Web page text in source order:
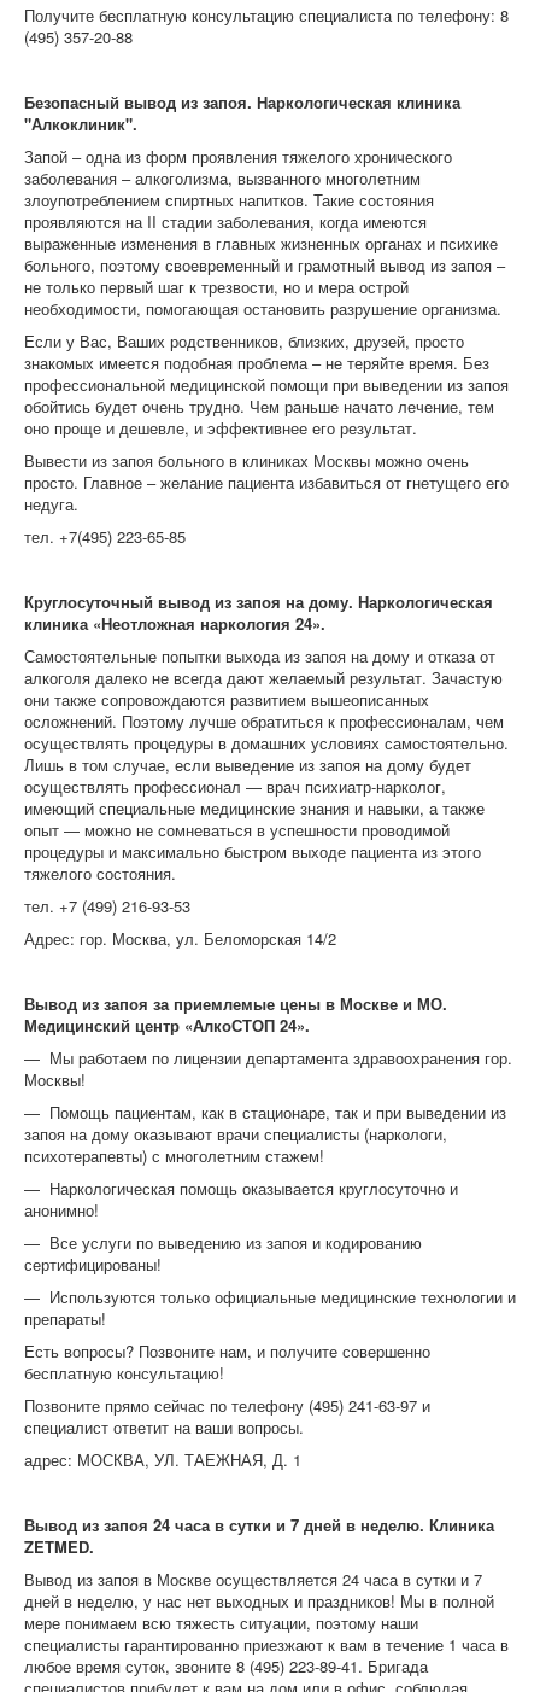
Получите бесплатную консультацию специалиста по телефону: 8
(495) 357-20-88
Безопасный вывод из запоя. Наркологическая клиника
"Алкоклиник".
Запой – одна из форм проявления тяжелого хронического
заболевания – алкоголизма, вызванного многолетним
злоупотреблением спиртных напитков. Такие состояния
проявляются на II стадии заболевания, когда имеются
выраженные изменения в главных жизненных органах и психике
больного, поэтому своевременный и грамотный вывод из запоя –
не только первый шаг к трезвости, но и мера острой
необходимости, помогающая остановить разрушение организма.
Если у Вас, Ваших родственников, близких, друзей, просто
знакомых имеется подобная проблема – не теряйте время. Без
профессиональной медицинской помощи при выведении из запоя
обойтись будет очень трудно. Чем раньше начато лечение, тем
оно проще и дешевле, и эффективнее его результат.
Вывести из запоя больного в клиниках Москвы можно очень
просто. Главное – желание пациента избавиться от гнетущего его
недуга.
тел. +7(495) 223-65-85
Круглосуточный вывод из запоя на дому. Наркологическая
клиника «Неотложная наркология 24».
Самостоятельные попытки выхода из запоя на дому и отказа от
алкоголя далеко не всегда дают желаемый результат. Зачастую
они также сопровождаются развитием вышеописанных
осложнений. Поэтому лучше обратиться к профессионалам, чем
осуществлять процедуры в домашних условиях самостоятельно.
Лишь в том случае, если выведение из запоя на дому будет
осуществлять профессионал — врач психиатр-нарколог,
имеющий специальные медицинские знания и навыки, а также
опыт — можно не сомневаться в успешности проводимой
процедуры и максимально быстром выходе пациента из этого
тяжелого состояния.
тел. +7 (499) 216-93-53
Адрес: гор. Москва, ул. Беломорская 14/2
Вывод из запоя за приемлемые цены в Москве и МО.
Медицинский центр «АлкоСТОП 24».
— Мы работаем по лицензии департамента здравоохранения гор.
Москвы!
— Помощь пациентам, как в стационаре, так и при выведении из
запоя на дому оказывают врачи специалисты (наркологи,
психотерапевты) с многолетним стажем!
— Наркологическая помощь оказывается круглосуточно и
анонимно!
— Все услуги по выведению из запоя и кодированию
сертифицированы!
— Используются только официальные медицинские технологии и
препараты!
Есть вопросы? Позвоните нам, и получите совершенно
бесплатную консультацию!
Позвоните прямо сейчас по телефону (495) 241-63-97 и
специалист ответит на ваши вопросы.
адрес: МОСКВА, УЛ. ТАЕЖНАЯ, Д. 1
Вывод из запоя 24 часа в сутки и 7 дней в неделю. Клиника
ZETMED.
Вывод из запоя в Москве осуществляется 24 часа в сутки и 7
дней в неделю, у нас нет выходных и праздников! Мы в полной
мере понимаем всю тяжесть ситуации, поэтому наши
специалисты гарантированно приезжают к вам в течение 1 часа в
любое время суток, звоните 8 (495) 223-89-41. Бригада
специалистов прибудет к вам на дом или в офис, соблюдая